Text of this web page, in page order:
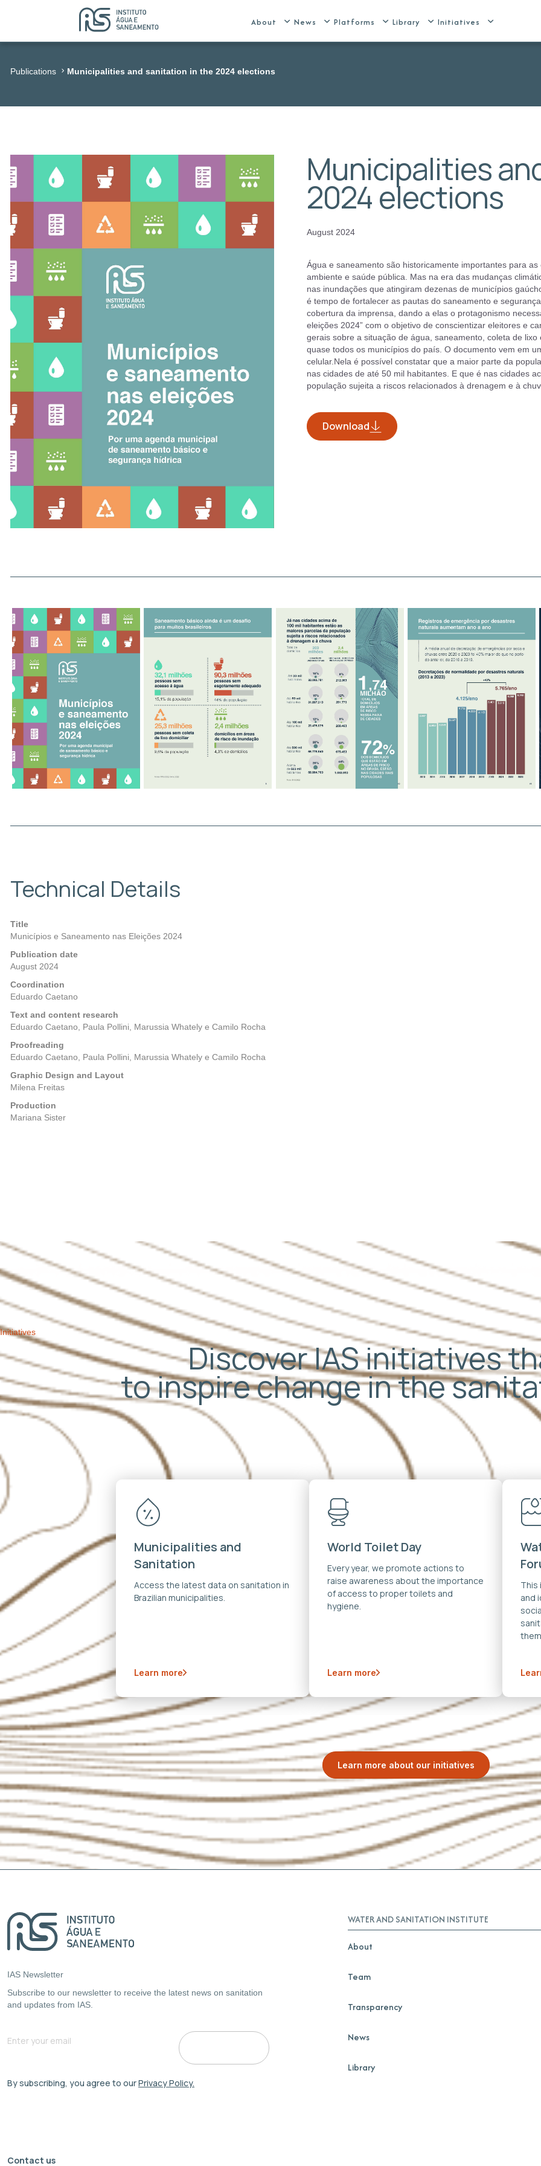
About News Platforms Library Initiatives
Publications Municipalities and sanitation in the 2024 elections
Municipalities
2024 elections
August 2024
Água e saneamento são historicamente importantes para
ambiente e saúde pública. Mas na era das mudanças
nas inundações que atingiram dezenas de municípios
é tempo de fortalecer as pautas do saneamento e
cobertura da imprensa, dando a elas o protagonismo
eleições 2024” com o objetivo de conscientizar eleitores e
gerais sobre a situação de água, saneamento, coleta de
quase todos os municípios do país. O documento vem em
celular.Nela é possível constatar que a maior parte da
nas cidades de até 50 mil habitantes. E que é nas cidades
população sujeita a riscos relacionados à drenagem e à
Download
Technical Details
Title
Municípios e Saneamento nas Eleições 2024
Publication date
August 2024
Coordination
Eduardo Caetano
Text and content research
Eduardo Caetano, Paula Pollini, Marussia Whately e Camilo Rocha
Proofreading
Eduardo Caetano, Paula Pollini, Marussia Whately e Camilo Rocha
Graphic Design and Layout
Milena Freitas
Production
Mariana Sister
Initiatives
Discover IAS initiatives
to inspire change in the
Municipalities and
Sanitation
Access the latest data on sanitation in
Brazilian municipalities.
Learn more
World Toilet Day
Every year, we promote actions to
raise awareness about the importance
of access to proper toilets and
hygiene.
Learn more
This
and
Learn more about our initiatives
IAS Newsletter
Subscribe to our newsletter to receive the latest news on sanitation
and updates from IAS.
By subscribing, you agree to ourPrivacy Policy.
WATER AND SANITATION INSTITUTE
About
Team
Transparency
News
Library
Contact us